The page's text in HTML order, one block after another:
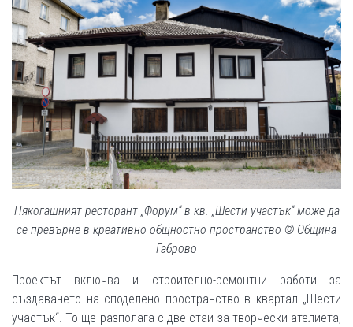
Някогашният ресторант „Форум“ в кв. „Шести участък“ може да
се превърне в креативно общностно пространство © Община
Габрово
Проектът включва и строително-ремонтни работи за
създаването на споделено пространство в квартал „Шести
участък“. То ще разполага с две стаи за творчески ателиета,